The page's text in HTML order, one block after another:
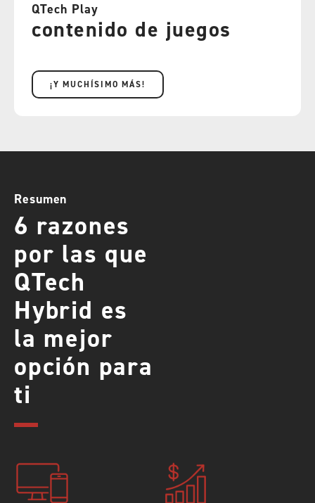
QTech Play
contenido de juegos
¡Y MUCHÍSIMO MÁS!
Resumen
6 razones
por las que
QTech
Hybrid es
la mejor
opción para
ti